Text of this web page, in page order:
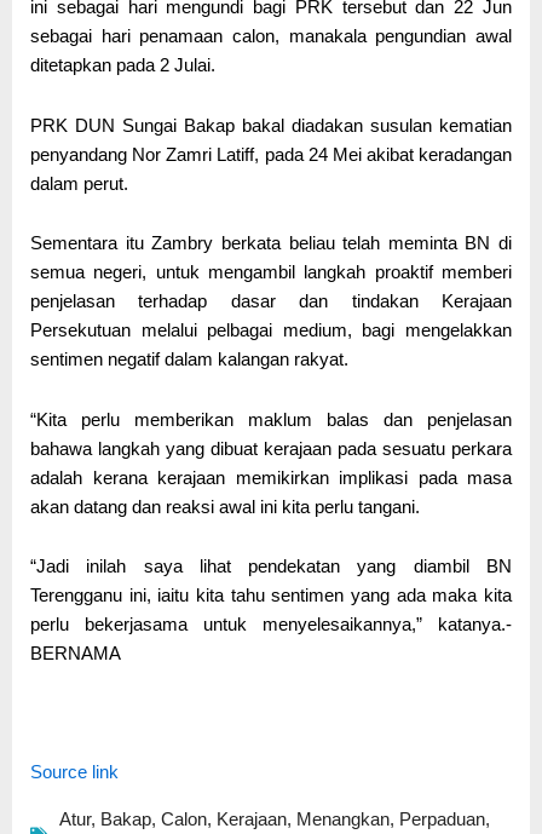
ini sebagai hari mengundi bagi PRK tersebut dan 22 Jun
sebagai hari penamaan calon, manakala pengundian awal
ditetapkan pada 2 Julai.
PRK DUN Sungai Bakap bakal diadakan susulan kematian
penyandang Nor Zamri Latiff, pada 24 Mei akibat keradangan
dalam perut.
Sementara itu Zambry berkata beliau telah meminta BN di
semua negeri, untuk mengambil langkah proaktif memberi
penjelasan terhadap dasar dan tindakan Kerajaan
Persekutuan melalui pelbagai medium, bagi mengelakkan
sentimen negatif dalam kalangan rakyat.
“Kita perlu memberikan maklum balas dan penjelasan
bahawa langkah yang dibuat kerajaan pada sesuatu perkara
adalah kerana kerajaan memikirkan implikasi pada masa
akan datang dan reaksi awal ini kita perlu tangani.
“Jadi inilah saya lihat pendekatan yang diambil BN
Terengganu ini, iaitu kita tahu sentimen yang ada maka kita
perlu bekerjasama untuk menyelesaikannya,” katanya.-
BERNAMA
Source link
Atur, Bakap, Calon, Kerajaan, Menangkan, Perpaduan,